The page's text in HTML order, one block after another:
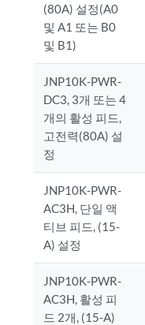
(80A) 설정(A0
및 A1 또는 B0
및 B1)
JNP10K-PWR-
DC3, 3개 또는 4
개의 활성 피드,
고전력(80A) 설
정
JNP10K-PWR-
AC3H, 단일 액
티브 피드, (15-
A) 설정
JNP10K-PWR-
AC3H, 활성 피
드 2개, (15-A)